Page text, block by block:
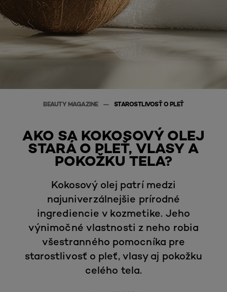
BEAUTY MAGAZINE STAROSTLIVOSŤ O PLEŤ
AKO SA KOKOSOVÝ OLEJ
STARÁ O PLEŤ, VLASY A
POKOŽKU TELA?
Kokosový olej patrí medzi
najuniverzálnejšie prírodné
ingrediencie v kozmetike. Jeho
výnimočné vlastnosti z neho robia
všestranného pomocníka pre
starostlivosť o pleť, vlasy aj pokožku
celého tela.